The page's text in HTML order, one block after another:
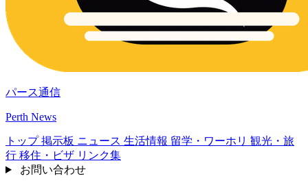
パース通信
Perth News
トップ掲示板 ニュース 生活情報 留学・ワーホリ 観光・旅
行 移住・ビザ リンク集
お問い合わせ